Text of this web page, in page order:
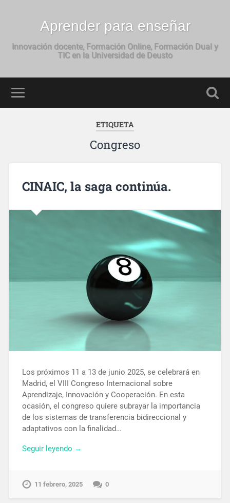
Aprender para enseñar
Innovación docente, Formación Online, Formación Dual y
TIC en la Universidad de Deusto
ETIQUETA
Congreso
CINAIC, la saga continúa.
Los próximos 11 a 13 de junio 2025, se celebrará en
Madrid, el VIII Congreso Internacional sobre
Aprendizaje, Innovación y Cooperación. En esta
ocasión, el congreso quiere subrayar la importancia
de los sistemas de transferencia bidireccional y
adaptativos con la finalidad…
Seguir leyendo →
11 febrero, 2025 0